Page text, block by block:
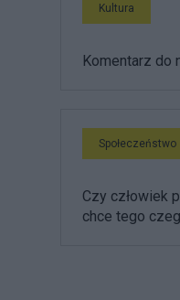
Kultura
Komentarz do
Społeczeństwo
Czy człowiek
chce tego